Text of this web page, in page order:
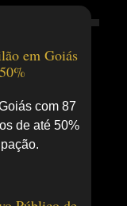
em Goiás
com 87
de até 50%